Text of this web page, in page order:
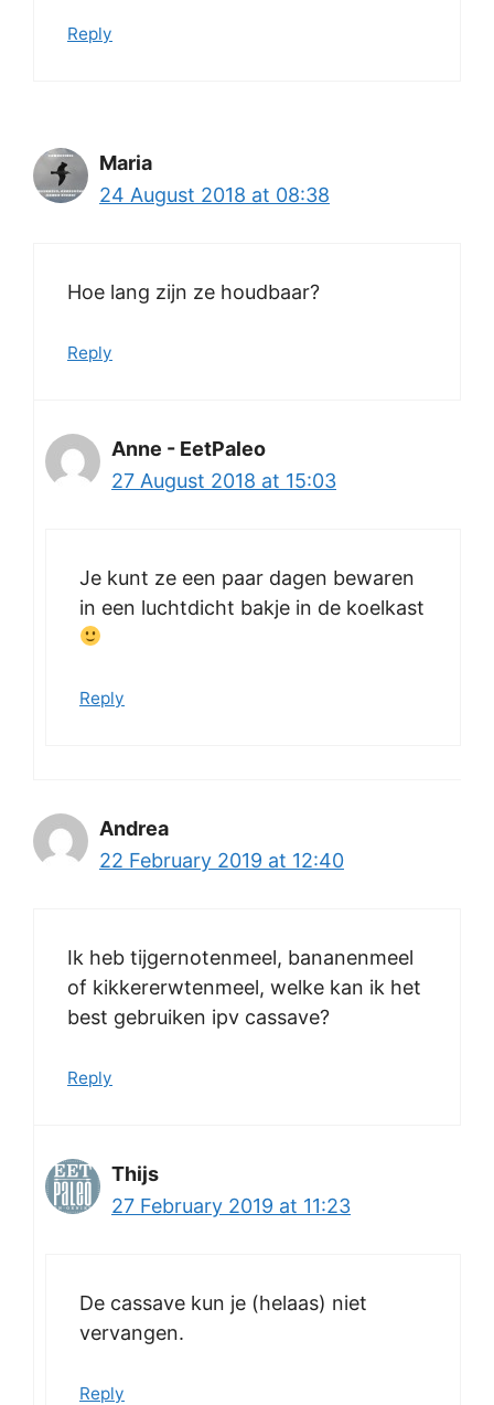
Reply
Maria
24 August 2018 at 08:38
Hoe lang zijn ze houdbaar?
Reply
Anne - EetPaleo
27 August 2018 at 15:03
Je kunt ze een paar dagen bewaren
in een luchtdicht bakje in de koelkast
Reply
Andrea
22 February 2019 at 12:40
Ik heb tijgernotenmeel, bananenmeel
of kikkererwtenmeel, welke kan ik het
best gebruiken ipv cassave?
Reply
Thijs
27 February 2019 at 11:23
De cassave kun je (helaas) niet
vervangen.
Reply